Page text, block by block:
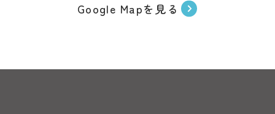
Google Mapを見る